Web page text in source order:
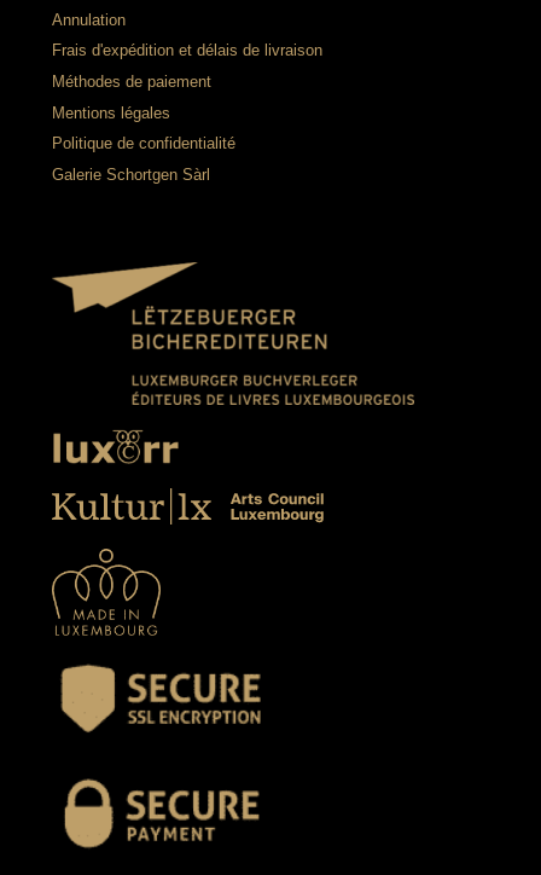
Annulation
Frais d'expédition et délais de livraison
Méthodes de paiement
Mentions légales
Politique de confidentialité
Galerie Schortgen Sàrl